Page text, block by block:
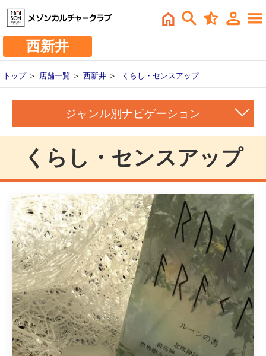
西新井
トップ＞ 店舗一覧 ＞ 西新井 ＞ くらし・センスアップ
ジャンル別ナビゲーション
くらし・センスアップ